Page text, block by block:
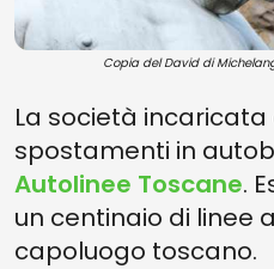
Copia del David di
La società
spostamenti in
Autolinee Toscane.
un centinaio di linee
capoluogo toscano.